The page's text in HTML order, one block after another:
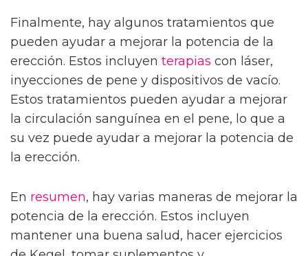
Finalmente, hay algunos tratamientos que
pueden ayudar a mejorar la potencia de la
erección. Estos incluyen terapias con láser,
inyecciones de pene y dispositivos de vacío.
Estos tratamientos pueden ayudar a mejorar
la circulación sanguínea en el pene, lo que a
su vez puede ayudar a mejorar la potencia de
la erección.
En resumen, hay varias maneras de mejorar la
potencia de la erección. Estos incluyen
mantener una buena salud, hacer ejercicios